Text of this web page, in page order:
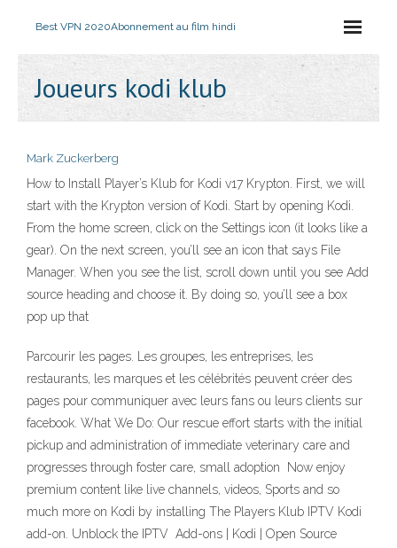
Best VPN 2020Abonnement au film hindi
Joueurs kodi klub
Mark Zuckerberg
How to Install Player’s Klub for Kodi v17 Krypton. First, we will
start with the Krypton version of Kodi. Start by opening Kodi.
From the home screen, click on the Settings icon (it looks like a
gear). On the next screen, you’ll see an icon that says File
Manager. When you see the list, scroll down until you see Add
source heading and choose it. By doing so, you’ll see a box
pop up that
Parcourir les pages. Les groupes, les entreprises, les
restaurants, les marques et les célébrités peuvent créer des
pages pour communiquer avec leurs fans ou leurs clients sur
facebook. What We Do: Our rescue effort starts with the initial
pickup and administration of immediate veterinary care and
progresses through foster care, small adoption Now enjoy
premium content like live channels, videos, Sports and so
much more on Kodi by installing The Players Klub IPTV Kodi
add-on. Unblock the IPTV Add-ons | Kodi | Open Source